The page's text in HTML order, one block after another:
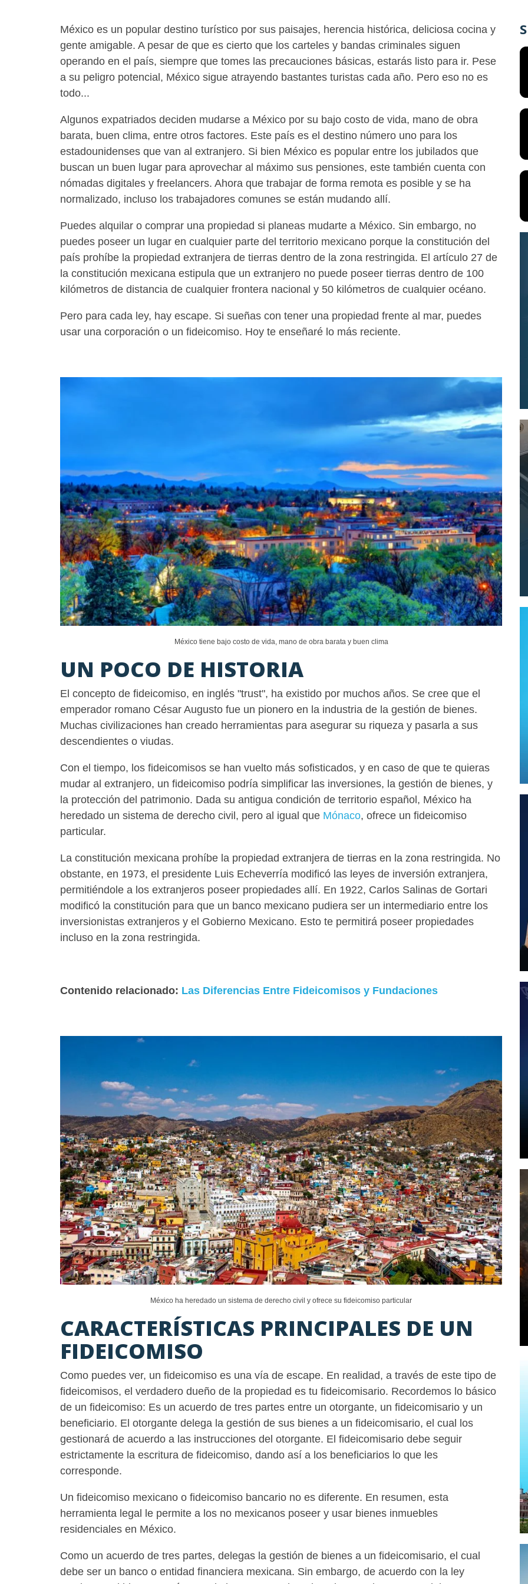
México es un popular destino turístico por sus paisajes, herencia histórica, deliciosa cocina y
gente amigable. A pesar de que es cierto que los carteles y bandas criminales siguen
operando en el país, siempre que tomes las precauciones básicas, estarás listo para ir. Pese
a su peligro potencial, México sigue atrayendo bastantes turistas cada año. Pero eso no es
todo...
Algunos expatriados deciden mudarse a México por su bajo costo de vida, mano de obra
barata, buen clima, entre otros factores. Este país es el destino número uno para los
estadounidenses que van al extranjero. Si bien México es popular entre los jubilados que
buscan un buen lugar para aprovechar al máximo sus pensiones, este también cuenta con
nómadas digitales y freelancers. Ahora que trabajar de forma remota es posible y se ha
normalizado, incluso los trabajadores comunes se están mudando allí.
Puedes alquilar o comprar una propiedad si planeas mudarte a México. Sin embargo, no
puedes poseer un lugar en cualquier parte del territorio mexicano porque la constitución del
país prohíbe la propiedad extranjera de tierras dentro de la zona restringida. El artículo 27 de
la constitución mexicana estipula que un extranjero no puede poseer tierras dentro de 100
kilómetros de distancia de cualquier frontera nacional y 50 kilómetros de cualquier océano.
Pero para cada ley, hay escape. Si sueñas con tener una propiedad frente al mar, puedes
usar una corporación o un fideicomiso. Hoy te enseñaré lo más reciente.
México tiene bajo costo de vida, mano de obra barata y buen clima
UN POCO DE HISTORIA
El concepto de fideicomiso, en inglés "trust", ha existido por muchos años. Se cree que el
emperador romano César Augusto fue un pionero en la industria de la gestión de bienes.
Muchas civilizaciones han creado herramientas para asegurar su riqueza y pasarla a sus
descendientes o viudas.
Con el tiempo, los fideicomisos se han vuelto más sofisticados, y en caso de que te quieras
mudar al extranjero, un fideicomiso podría simplificar las inversiones, la gestión de bienes, y
la protección del patrimonio. Dada su antigua condición de territorio español, México ha
heredado un sistema de derecho civil, pero al igual que Mónaco, ofrece un fideicomiso
particular.
La constitución mexicana prohíbe la propiedad extranjera de tierras en la zona restringida. No
obstante, en 1973, el presidente Luis Echeverría modificó las leyes de inversión extranjera,
permitiéndole a los extranjeros poseer propiedades allí. En 1922, Carlos Salinas de Gortari
modificó la constitución para que un banco mexicano pudiera ser un intermediario entre los
inversionistas extranjeros y el Gobierno Mexicano. Esto te permitirá poseer propiedades
incluso en la zona restringida.
Contenido relacionado: Las Diferencias Entre Fideicomisos y Fundaciones
México ha heredado un sistema de derecho civil y ofrece su fideicomiso particular
CARACTERÍSTICAS PRINCIPALES DE UN
FIDEICOMISO
Como puedes ver, un fideicomiso es una vía de escape. En realidad, a través de este tipo de
fideicomisos, el verdadero dueño de la propiedad es tu fideicomisario. Recordemos lo básico
de un fideicomiso: Es un acuerdo de tres partes entre un otorgante, un fideicomisario y un
beneficiario. El otorgante delega la gestión de sus bienes a un fideicomisario, el cual los
gestionará de acuerdo a las instrucciones del otorgante. El fideicomisario debe seguir
estrictamente la escritura de fideicomiso, dando así a los beneficiarios lo que les
corresponde.
Un fideicomiso mexicano o fideicomiso bancario no es diferente. En resumen, esta
herramienta legal le permite a los no mexicanos poseer y usar bienes inmuebles
residenciales en México.
Como un acuerdo de tres partes, delegas la gestión de bienes a un fideicomisario, el cual
debe ser un banco o entidad financiera mexicana. Sin embargo, de acuerdo con la ley